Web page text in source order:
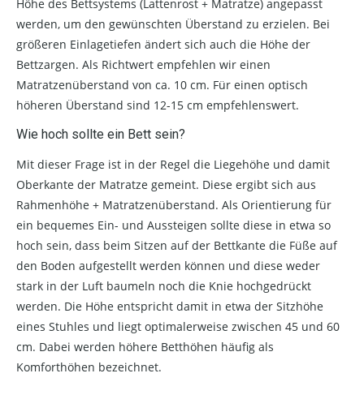
Höhe des Bettsystems (Lattenrost + Matratze) angepasst
werden, um den gewünschten Überstand zu erzielen. Bei
größeren Einlagetiefen ändert sich auch die Höhe der
Bettzargen. Als Richtwert empfehlen wir einen
Matratzenüberstand von ca. 10 cm. Für einen optisch
höheren Überstand sind 12-15 cm empfehlenswert.
Wie hoch sollte ein Bett sein?
Mit dieser Frage ist in der Regel die Liegehöhe und damit
Oberkante der Matratze gemeint. Diese ergibt sich aus
Rahmenhöhe + Matratzenüberstand. Als Orientierung für
ein bequemes Ein- und Aussteigen sollte diese in etwa so
hoch sein, dass beim Sitzen auf der Bettkante die Füße auf
den Boden aufgestellt werden können und diese weder
stark in der Luft baumeln noch die Knie hochgedrückt
werden. Die Höhe entspricht damit in etwa der Sitzhöhe
eines Stuhles und liegt optimalerweise zwischen 45 und 60
cm. Dabei werden höhere Betthöhen häufig als
Komforthöhen bezeichnet.